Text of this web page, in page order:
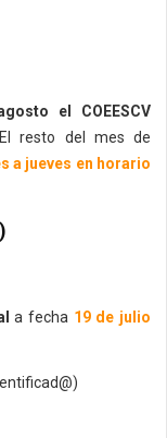
el COEESCV
El resto del mes de
a jueves en horario
a fecha 19 de julio